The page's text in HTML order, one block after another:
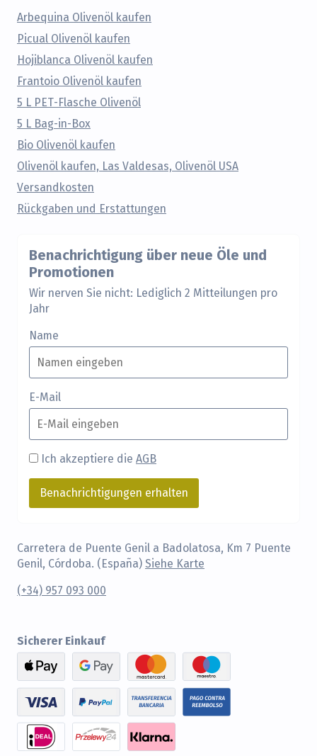
Arbequina Olivenöl kaufen
Picual Olivenöl kaufen
Hojiblanca Olivenöl kaufen
Frantoio Olivenöl kaufen
5 L PET-Flasche Olivenöl
5 L Bag-in-Box
Bio Olivenöl kaufen
Olivenöl kaufen, Las Valdesas, Olivenöl USA
Versandkosten
Rückgaben und Erstattungen
Benachrichtigung über neue Öle und
Promotionen
Wir nerven Sie nicht: Lediglich 2 Mitteilungen pro
Jahr
Name
E-Mail
Ich akzeptiere die AGB
Carretera de Puente Genil a Badolatosa, Km 7 Puente
Genil, Córdoba. (España)Siehe Karte
(+34) 957 093 000
Sicherer Einkauf